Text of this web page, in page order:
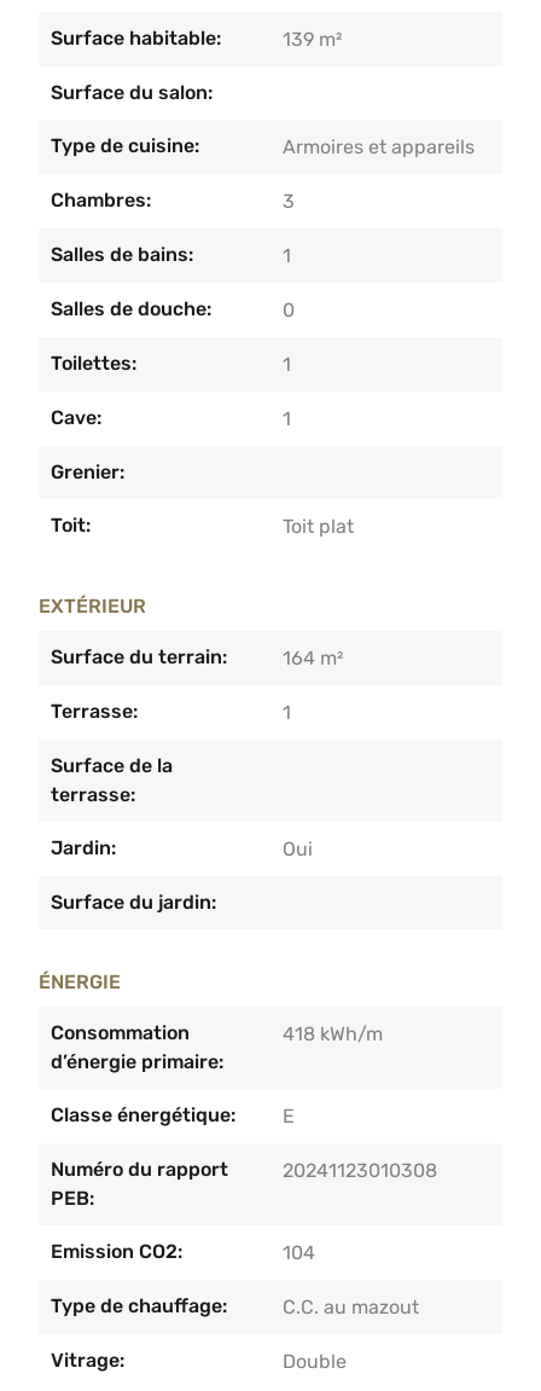
Surface habitable: 139 m²
Surface du salon:
Type de cuisine: Armoires et appareils
Chambres: 3
Salles de bains: 1
Salles de douche: 0
Toilettes: 1
Cave: 1
Grenier:
Toit: Toit plat
EXTÉRIEUR
Surface du terrain: 164 m²
Terrasse: 1
Surface de la
terrasse:
Jardin: Oui
Surface du jardin:
ÉNERGIE
Consommation
d’énergie primaire:
418 kWh/m
Classe énergétique: E
Numéro du rapport
PEB:
20241123010308
Emission CO2: 104
Type de chauffage: C.C. au mazout
Vitrage: Double